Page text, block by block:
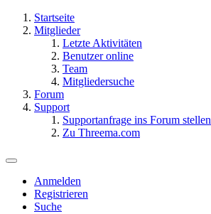
Startseite
Mitglieder
Letzte Aktivitäten
Benutzer online
Team
Mitgliedersuche
Forum
Support
Supportanfrage ins Forum stellen
Zu Threema.com
Anmelden
Registrieren
Suche